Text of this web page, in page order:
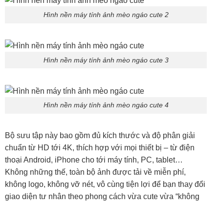
Hình nền máy tính ảnh mèo ngáo cute 2
Hình nền máy tính ảnh mèo ngáo cute 3
Hình nền máy tính ảnh mèo ngáo cute 4
Bộ sưu tập này bao gồm đủ kích thước và độ phân giải
chuẩn từ HD tới 4K, thích hợp với mọi thiết bị – từ điện
thoại Android, iPhone cho tới máy tính, PC, tablet…
Không những thế, toàn bộ ảnh được tải về miễn phí,
không logo, không vỡ nét, vô cùng tiện lợi để bạn thay đổi
giao diện tư nhân theo phong cách vừa cute vừa “không